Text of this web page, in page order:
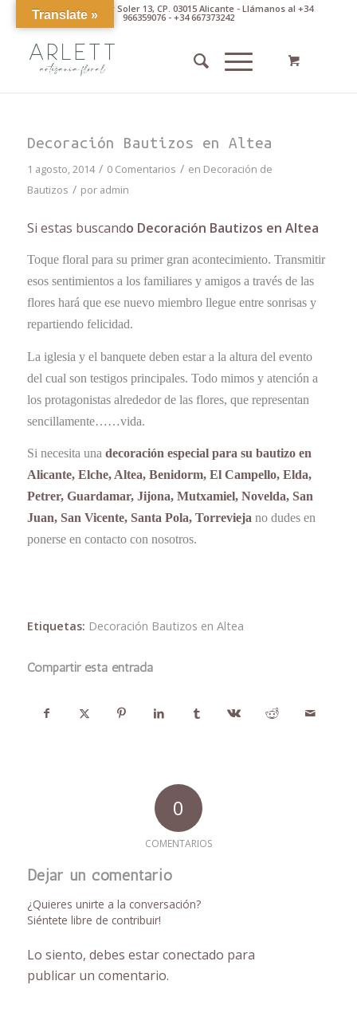
Av. Pintor Xavier Soler 13, CP. 03015 Alicante - Llámanos al +34
966359076 - +34 667373242
Decoración Bautizos en Altea
1 agosto, 2014 / 0 Comentarios / en Decoración de
Bautizos / por admin
Si estas buscando Decoración Bautizos en Altea
Toque floral para su primer gran acontecimiento. Transmitir
esos sentimientos a los familiares y amigos a través de las
flores hará que ese nuevo miembro llegue entre sonrisas y
repartiendo felicidad.
La iglesia y el banquete deben estar a la altura del evento
del cual son testigos principales. Todo mimos y atención a
los protagonistas alrededor de las flores, que representan
sencillamente……vida.
Si necesita una decoración especial para su bautizo en
Alicante, Elche, Altea, Benidorm, El Campello, Elda,
Petrer, Guardamar, Jijona, Mutxamiel, Novelda, San
Juan, San Vicente, Santa Pola, Torrevieja no dudes en
ponerse en contacto con nosotros.
Etiquetas: Decoración Bautizos en Altea
Compartir esta entrada
0
COMENTARIOS
Dejar un comentario
¿Quieres unirte a la conversación?
Siéntete libre de contribuir!
Lo siento, debes estarconectado para
publicar un comentario.
Translate »